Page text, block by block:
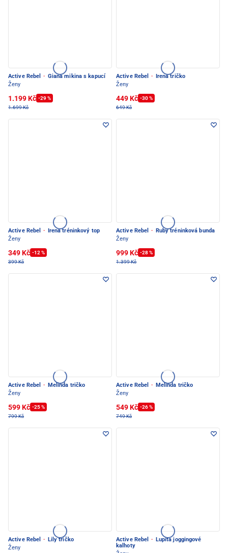
Active Rebel · Giana mikina s kapucí
Ženy
1.199 Kč -29 %
1.699 Kč
Active Rebel ·
Irena tričko
Ženy
449 Kč -30 %
649 Kč
Active Rebel ·
Irena tréninkový top
Ženy
349 Kč -12 %
399 Kč
Active Rebel ·
Ruby tréninková bunda
Ženy
999 Kč -28 %
1.399 Kč
Active Rebel ·
Melinda tričko
Ženy
599 Kč -25 %
799 Kč
Active Rebel ·
Melinda tričko
Ženy
549 Kč -26 %
749 Kč
Active Rebel ·
Lily tričko
Ženy
Active Rebel ·
Lupita joggingové
kalhoty